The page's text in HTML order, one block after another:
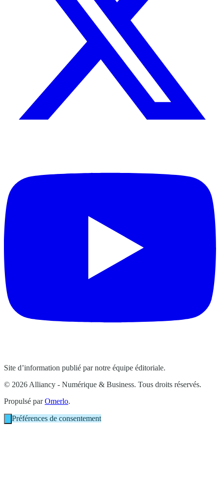
Site d’information publié par notre équipe éditoriale.
© 2026 Alliancy - Numérique & Business. Tous droits réservés.
Propulsé parOmerlo.
Préférences de consentement